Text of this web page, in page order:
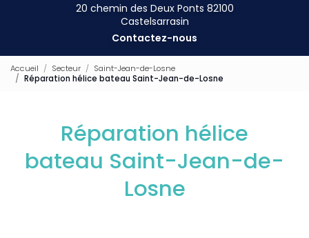
20 chemin des Deux Ponts 82100
Castelsarrasin
Contactez-nous
Accueil Secteur
Saint-Jean-de-Losne
Réparation hélice bateau Saint-Jean-de-Losne
Réparation hélice
bateau Saint-Jean-de-
Losne